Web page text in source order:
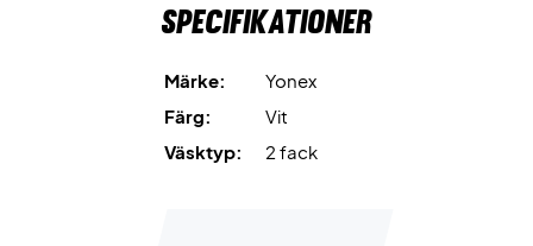
ryggsäck, oavsett var du spelar. Den har också ett extra
Racket Bag X6 idag!
Färg: Vit och mörkblå.
Specifikationer
Märke:
Yonex
Färg:
Vit
Väsktyp:
2 fack